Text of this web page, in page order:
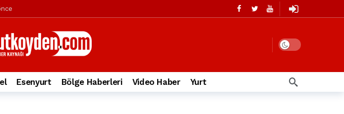
yönelik suçlamalar 10 ay önce
2 yıl önce
2 yıl önce
Esenyurt Bölge Haberleri Video Haber Yurt